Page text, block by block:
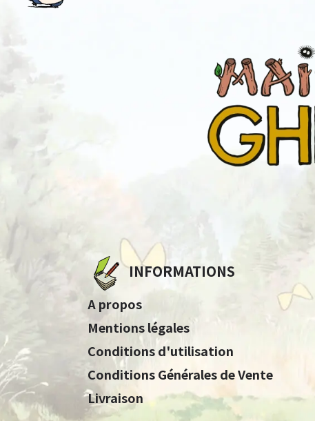
INFORMATIONS
A propos
Mentions légales
Conditions d'utilisation
Conditions Générales de Vente
Livraison